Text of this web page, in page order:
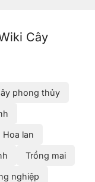
Cây
phong thủy
Hoa lan
Trồng mai
nghiệp